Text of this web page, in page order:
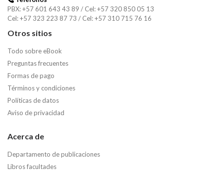
PBX: +57 601 643 43 89 / Cel: +57 320 850 05 13
Cel: +57 323 223 87 73 / Cel: +57 310 715 76 16
Otros sitios
Todo sobre eBook
Preguntas frecuentes
Formas de pago
Términos y condiciones
Políticas de datos
Aviso de privacidad
Acerca de
Departamento de publicaciones
Libros facultades